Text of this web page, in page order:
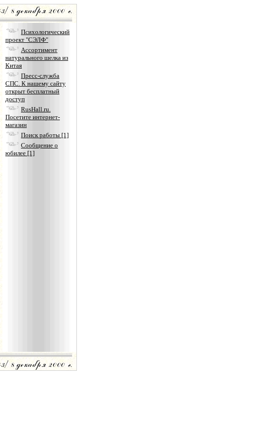
Психологический
проект "СЭЛФ"
Aссортимент
натурального шелка из
Китая
Пресс-служба
СПС. К нашему сайту
открыт бесплатный
доступ
RusHall.ru.
Посетите интернет-
магазин
Поиск работы [1]
Сообщение о
юбилее [1]